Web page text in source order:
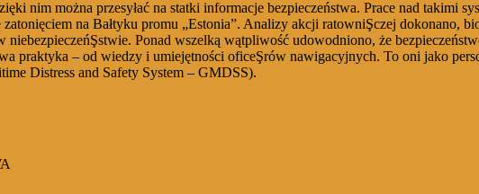
nim można przesyłać na statki informacje bezpieczeństwa. Prace nad takimi
na Bałtyku promu „Estonia”. Analizy akcji ratowniŞczej dokonano,
Ponad wszelką wątpliwość udowodniono, że
praktyka – od wiedzy i umiejętności oficeŞrów nawigacyjnych. To oni jako
Distress and Safety System – GMDSS).